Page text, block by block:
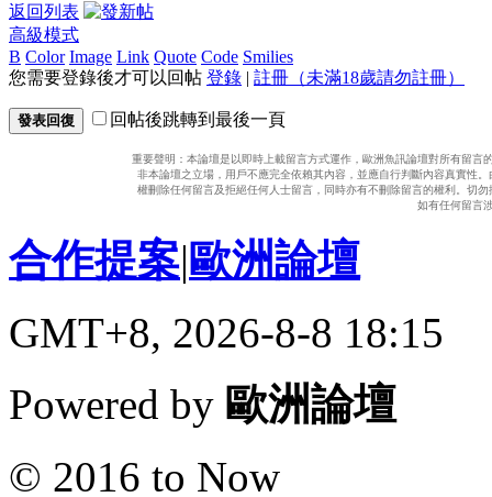
返回列表
高級模式
B Color Image Link Quote Code Smilies
您需要登錄後才可以回帖 登錄 | 註冊（未滿18歲請勿註冊）
發表回復 回帖後跳轉到最後一頁
重要聲明：本論壇是以即時上載留言方式運作，歐洲魚訊論壇對所有留
非本論壇之立場，用戶不應完全依賴其內容，並應自行判斷內容真實性
權刪除任何留言及拒絕任何人士留言，同時亦有不刪除留言的權利。切
如有任何留言
合作提案|歐洲論壇
GMT+8, 2026-8-8 18:15
Powered by 歐洲論壇
© 2016 to Now